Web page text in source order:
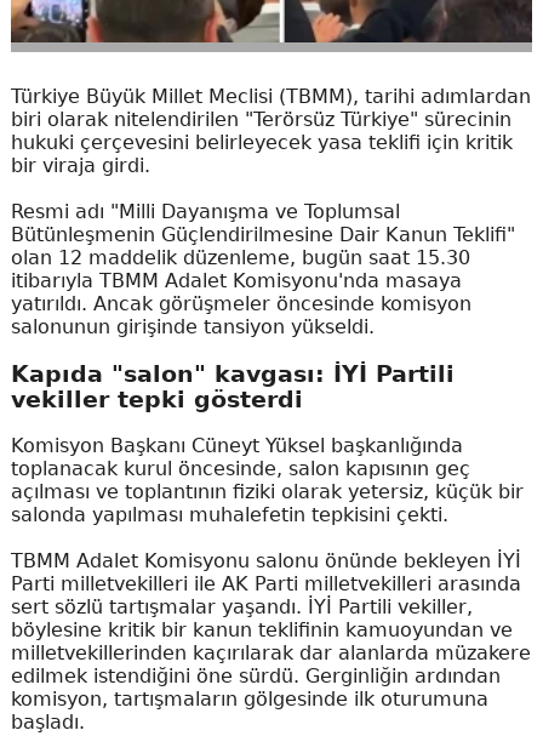
Türkiye Büyük Millet Meclisi (TBMM), tarihi adımlardan
biri olarak nitelendirilen "Terörsüz Türkiye" sürecinin
hukuki çerçevesini belirleyecek yasa teklifi için kritik
bir viraja girdi.
Resmi adı "Milli Dayanışma ve Toplumsal
Bütünleşmenin Güçlendirilmesine Dair Kanun Teklifi"
olan 12 maddelik düzenleme, bugün saat 15.30
itibarıyla TBMM Adalet Komisyonu'nda masaya
yatırıldı. Ancak görüşmeler öncesinde komisyon
salonunun girişinde tansiyon yükseldi.
Kapıda "salon" kavgası: İYİ Partili
vekiller tepki gösterdi
Komisyon Başkanı Cüneyt Yüksel başkanlığında
toplanacak kurul öncesinde, salon kapısının geç
açılması ve toplantının fiziki olarak yetersiz, küçük bir
salonda yapılması muhalefetin tepkisini çekti.
TBMM Adalet Komisyonu salonu önünde bekleyen İYİ
Parti milletvekilleri ile AK Parti milletvekilleri arasında
sert sözlü tartışmalar yaşandı. İYİ Partili vekiller,
böylesine kritik bir kanun teklifinin kamuoyundan ve
milletvekillerinden kaçırılarak dar alanlarda müzakere
edilmek istendiğini öne sürdü. Gerginliğin ardından
komisyon, tartışmaların gölgesinde ilk oturumuna
başladı.